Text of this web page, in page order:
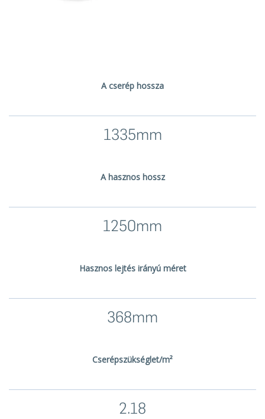
A cserép hossza
1335mm
A hasznos hossz
1250mm
Hasznos lejtés irányú méret
368mm
Cserépszükséglet/m²
2.18